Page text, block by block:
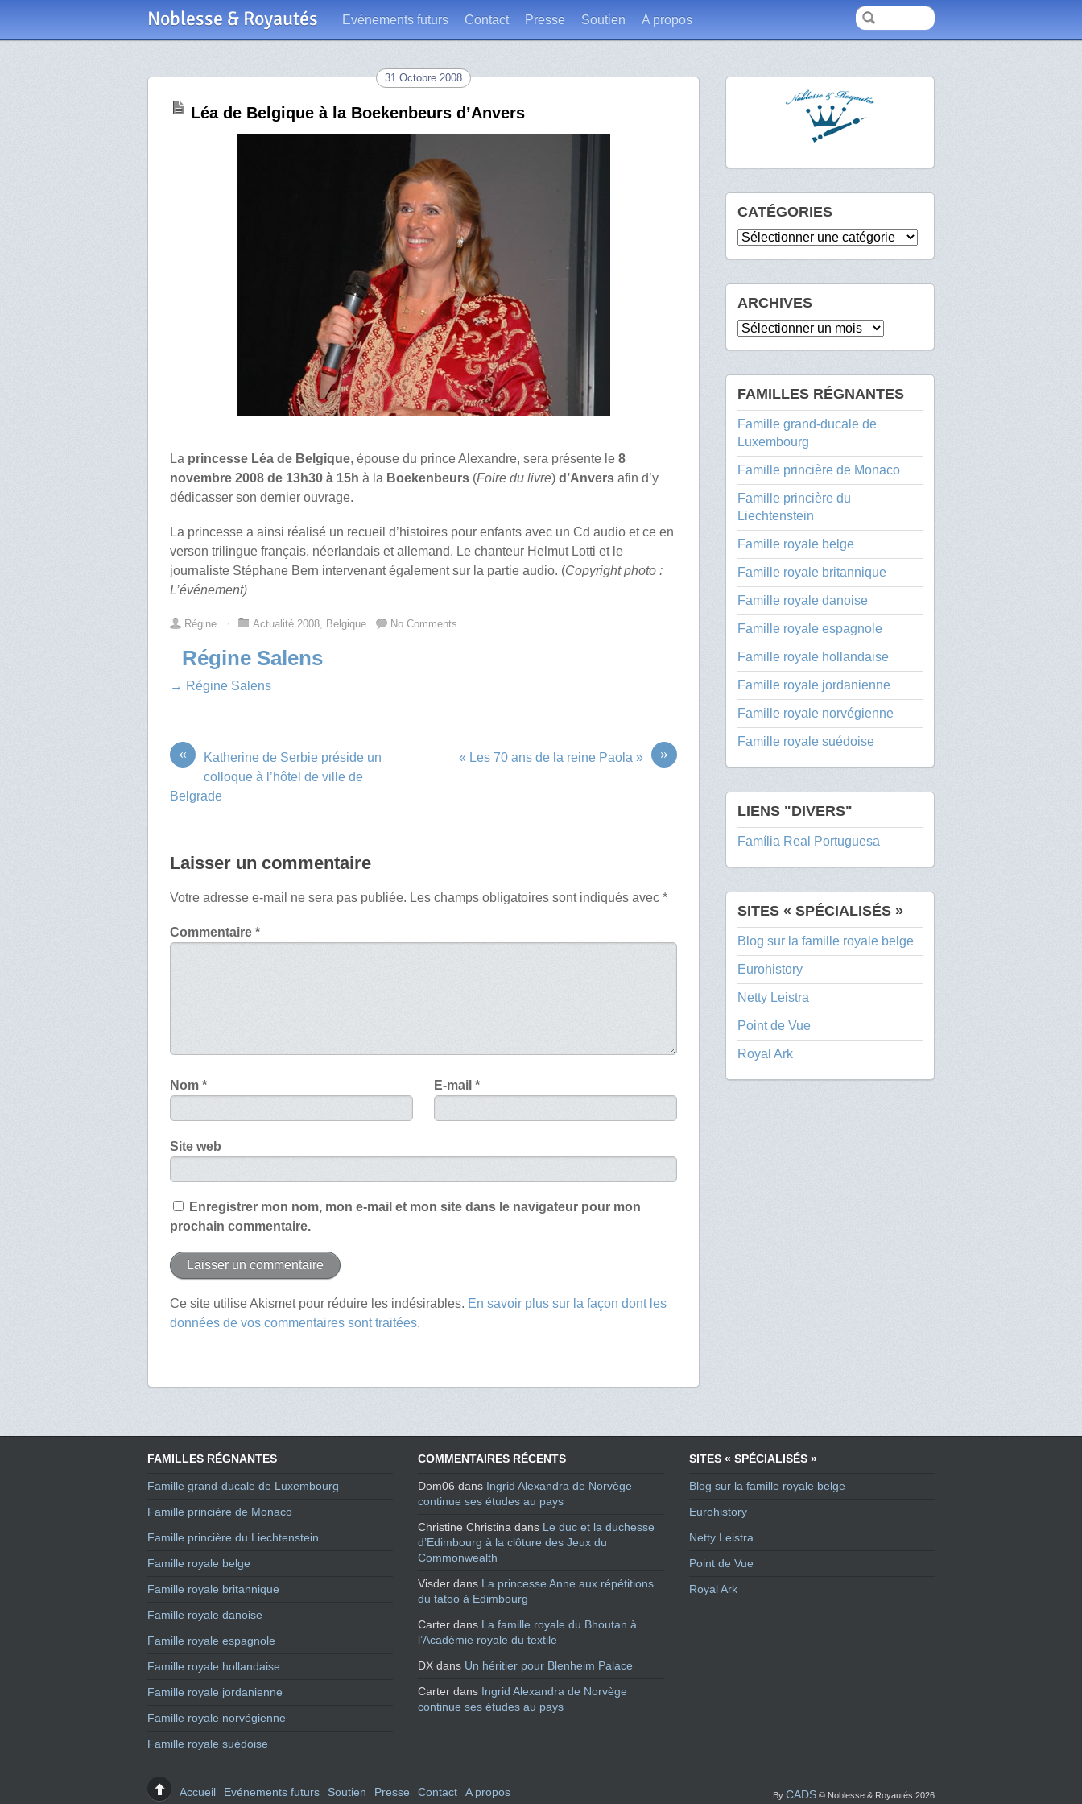
Noblesse & Royautés Evénements futurs Contact Presse Soutien A propos
31 Octobre 2008
Léa de Belgique à la Boekenbeurs d’Anvers
La princesse Léa de Belgique, épouse du prince Alexandre, sera présente le8
novembre 2008 de 13h30 à 15hà la Boekenbeurs (Foire du livre)d’Anvers afin d’y
dédicasser son dernier ouvrage.
La princesse a ainsi réalisé un recueil d’histoires pour enfants avec un Cd audio et ce en
verson trilingue français, néerlandais et allemand. Le chanteur Helmut Lotti et le
journaliste Stéphane Bern intervenant également sur la partie audio. (Copyright photo :
L’événement)
Régine ⋅ Actualité 2008, Belgique No Comments
Régine Salens
→ Régine Salens
«
Katherine de Serbie préside un
colloque à l’hôtel de ville de
Belgrade
»
« Les 70 ans de la reine Paola »
Laisser un commentaire
Votre adresse e-mail ne sera pas publiée. Les champs obligatoires sont indiqués avec*
Commentaire*
Nom* E-mail *
Site web
Enregistrer mon nom, mon e-mail et mon site dans le navigateur pour mon
prochain commentaire.
Ce site utilise Akismet pour réduire les indésirables. En savoir plus sur la façon dont les
données de vos commentaires sont traitées.
CATÉGORIES
Catégories
ARCHIVES
Archives
FAMILLES RÉGNANTES
Famille grand-ducale de
Luxembourg
Famille princière de Monaco
Famille princière du
Liechtenstein
Famille royale belge
Famille royale britannique
Famille royale danoise
Famille royale espagnole
Famille royale hollandaise
Famille royale jordanienne
Famille royale norvégienne
Famille royale suédoise
LIENS "DIVERS"
Família Real Portuguesa
SITES « SPÉCIALISÉS »
Blog sur la famille royale belge
Eurohistory
Netty Leistra
Point de Vue
Royal Ark
FAMILLES RÉGNANTES
Famille grand-ducale de Luxembourg
Famille princière de Monaco
Famille princière du Liechtenstein
Famille royale belge
Famille royale britannique
Famille royale danoise
Famille royale espagnole
Famille royale hollandaise
Famille royale jordanienne
Famille royale norvégienne
Famille royale suédoise
COMMENTAIRES RÉCENTS
Dom06 dans Ingrid Alexandra de Norvège
continue ses études au pays
Christine Christina dans Le duc et la duchesse
d’Edimbourg à la clôture des Jeux du
Commonwealth
Visder dans La princesse Anne aux répétitions
du tatoo à Edimbourg
Carter dans La famille royale du Bhoutan à
l’Académie royale du textile
DX dans Un héritier pour Blenheim Palace
Carter dans Ingrid Alexandra de Norvège
continue ses études au pays
SITES « SPÉCIALISÉS »
Blog sur la famille royale belge
Eurohistory
Netty Leistra
Point de Vue
Royal Ark
Accueil Evénements futurs Soutien Presse Contact A propos By CADS © Noblesse & Royautés 2026